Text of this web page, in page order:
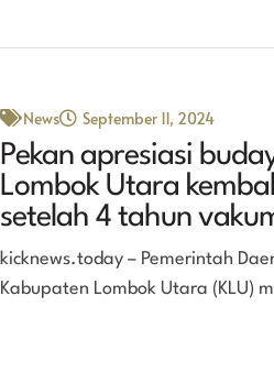
News September 11, 2024
Pekan apresiasi
Lombok Utara
setelah 4 tahun
kicknews.today – Pemerintah
Kabupaten Lombok Utara (KLU)